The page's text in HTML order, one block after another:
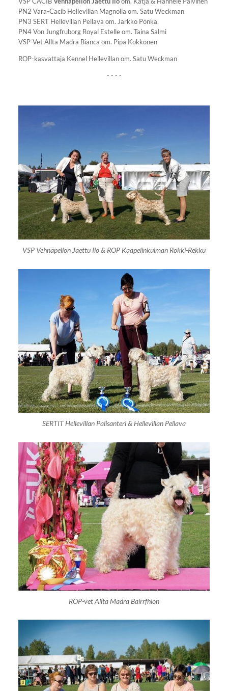
PN2 Vara-Cacib Hellevillan Magnolia om. Satu Weckman
PN3 SERT Hellevillan Pellava om. Jarkko Pönkä
PN4 Von Jungfruborg Royal Estelle om. Taina Salmi
VSP-Vet Allta Madra Bianca om. Pipa Kokkonen
ROP-kasvattaja Kennel Hellevillan om. Satu Weckman
- - - -
VSP Vehnäpellon Jaettu Ilo & ROP Kaapelinkulman Rokki-Rekku
SERTIT Hellevillan Palisanteri & Hellevillan Pellava
ROP-vet Allta Madra Bairrfhion